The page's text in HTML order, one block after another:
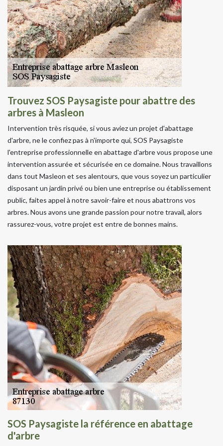
Trouvez SOS Paysagiste pour abattre des
arbres à Masleon
Intervention très risquée, si vous aviez un projet d'abattage
d'arbre, ne le confiez pas à n'importe qui, SOS Paysagiste
l'entreprise professionnelle en abattage d'arbre vous propose une
intervention assurée et sécurisée en ce domaine. Nous travaillons
dans tout Masleon et ses alentours, que vous soyez un particulier
disposant un jardin privé ou bien une entreprise ou établissement
public, faites appel à notre savoir-faire et nous abattrons vos
arbres. Nous avons une grande passion pour notre travail, alors
rassurez-vous, votre projet est entre de bonnes mains.
SOS Paysagiste la référence en abattage
d'arbre